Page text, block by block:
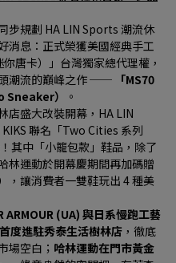
步規劃 HA LIN Sports 潮流休
消息：正式榮獲美國經典手工
唐卡）」台灣獨家總代理權，
潮流的巔峰之作 ── 「MS70
Sneaker）
。
店盛大改裝開幕，HA LIN
聯名「Two Cities 系列
其中「小籠包款」鞋品，除了
林運動於開幕慶期間再加碼贈
，讓消費者一雙鞋玩出 4 種美
ARMOUR (UA) 與日系慢跑工藝
度進駐秀泰生活樹林店 ，徹底
場空白； 哈林運動在門市黃金